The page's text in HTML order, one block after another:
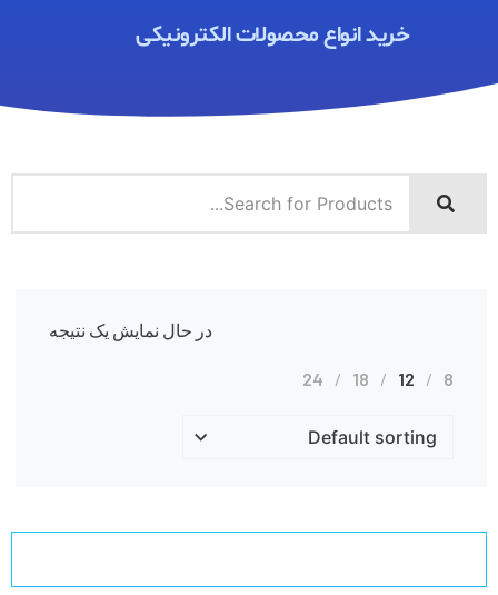
خرید انواع محصولات الکترونیکی ​
در حال نمایش یک نتیجه
8
12
18
24